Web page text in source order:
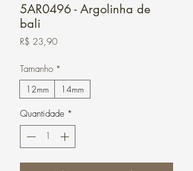
5AR0496 - Argolinha de
bali
R$ 23,90Preço
Tamanho *
12mm 14mm
Quantidade *